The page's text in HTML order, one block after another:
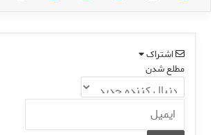
اشتراک
مطلع شدن